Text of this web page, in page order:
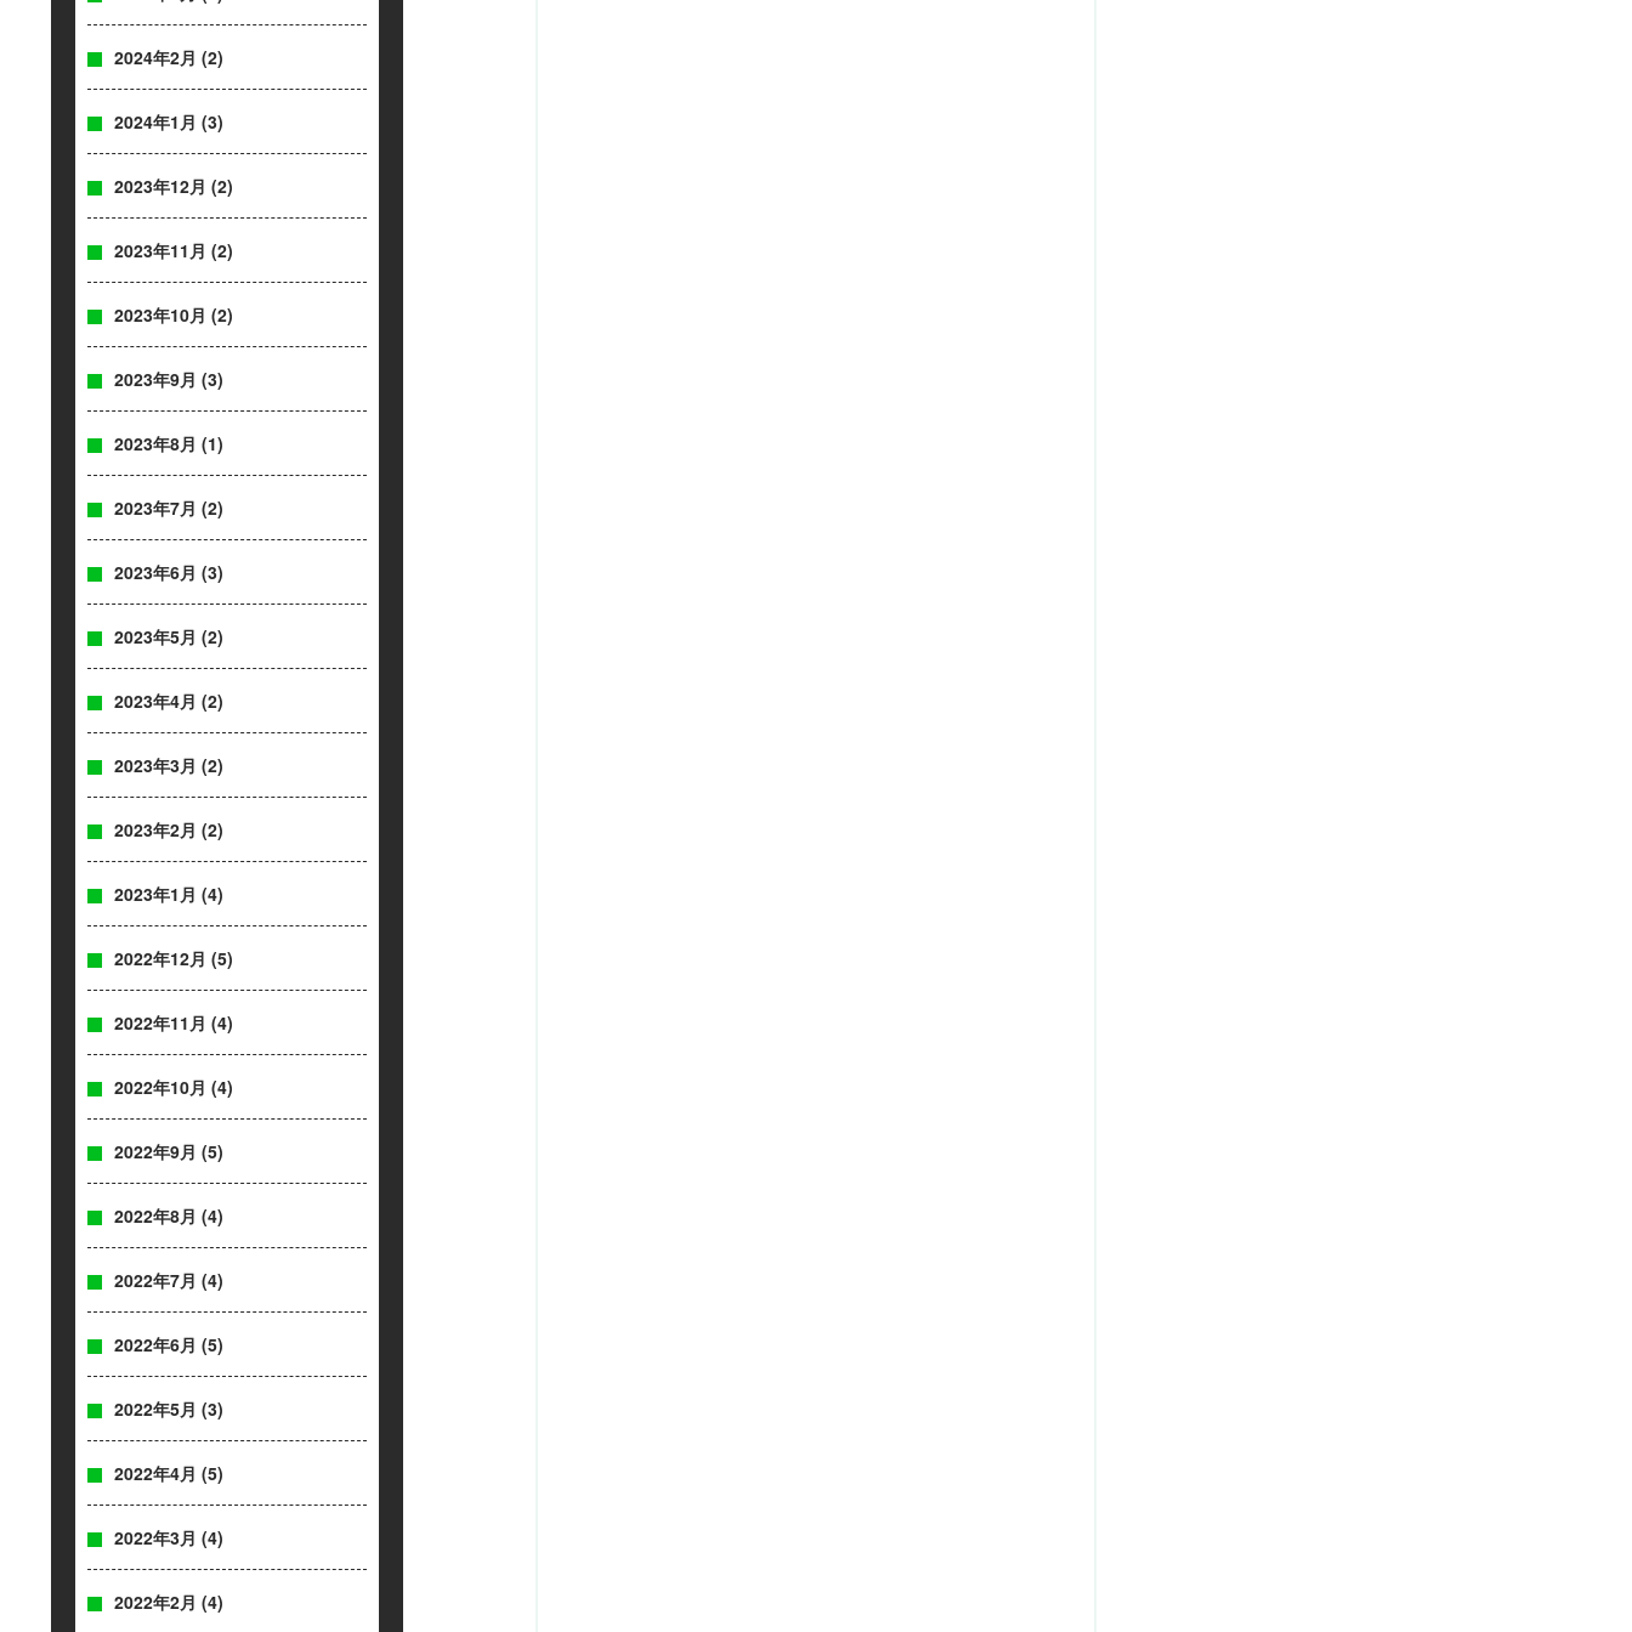
2024年2月 (2)
2024年1月 (3)
2023年12月 (2)
2023年11月 (2)
2023年10月 (2)
2023年9月 (3)
2023年8月 (1)
2023年7月 (2)
2023年6月 (3)
2023年5月 (2)
2023年4月 (2)
2023年3月 (2)
2023年2月 (2)
2023年1月 (4)
2022年12月 (5)
2022年11月 (4)
2022年10月 (4)
2022年9月 (5)
2022年8月 (4)
2022年7月 (4)
2022年6月 (5)
2022年5月 (3)
2022年4月 (5)
2022年3月 (4)
2022年2月 (4)